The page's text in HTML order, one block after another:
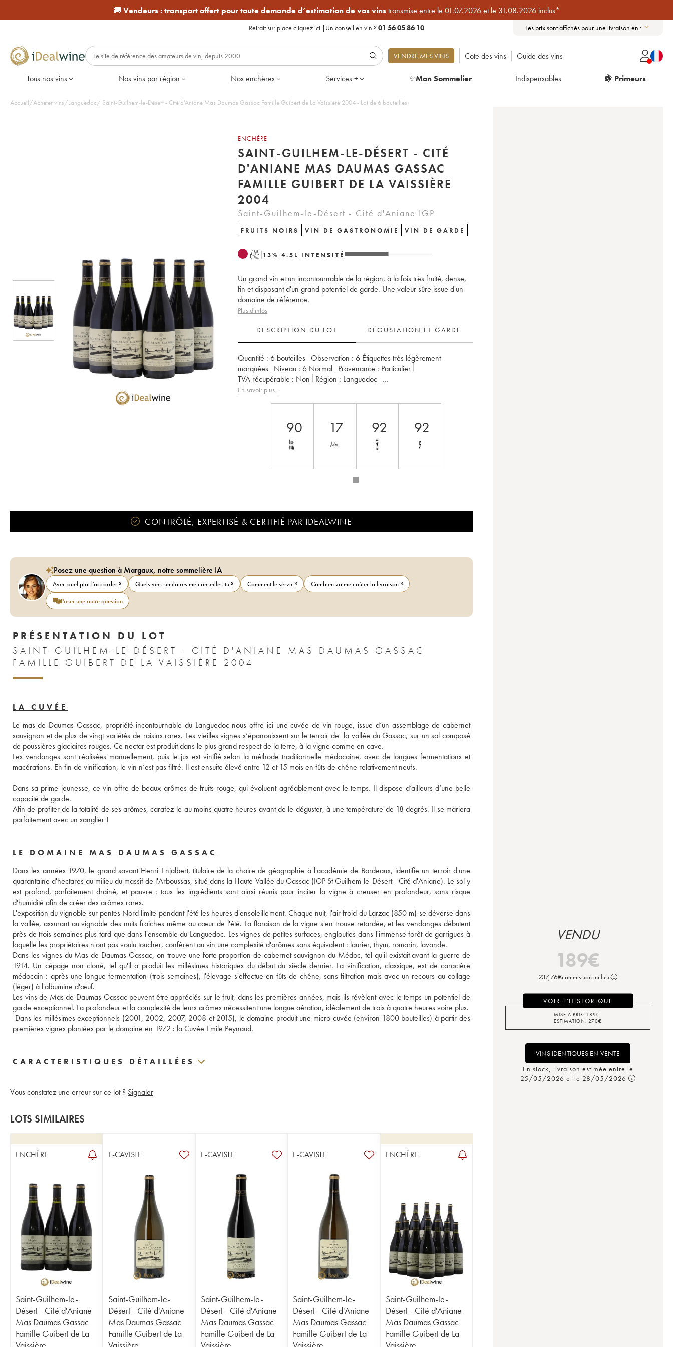
🚚 Vendeurs :transport offert pour toute demande d’estimation de vos vinstransmise entre le 01.07.2026 et le 31.08.2026 inclus*
Retrait sur place cliquez ici | Un conseil en vin ?01 56 05 86 10 Les prix sont affichés pour une livraison en :
VENDRE MES VINS Cote des vins Guide des vins
Tous nos vins Nos vins par région Nos enchères Services + ✨Mon Sommelier Indispensables 🍇 Primeurs
Accueil/Acheter vins/Languedoc/ Saint-Guilhem-le-Désert - Cité d'Aniane Mas Daumas Gassac Famille Guibert de La Vaissière 2004 - Lot de 6 bouteilles
ENCHÈRE
SAINT-GUILHEM-LE-DÉSERT - CITÉ
D'ANIANE MAS DAUMAS GASSAC
FAMILLE GUIBERT DE LA VAISSIÈRE
2004
Saint-Guilhem-le-Désert - Cité d'Aniane IGP
FRUITS NOIRS VIN DE GASTRONOMIE VIN DE GARDE
T 13% 4.5 L INTENSITÉ
Un grand vin et un incontournable de la région, à la fois très fruité, dense,
fin et disposant d'un grand potentiel de garde. Une valeur sûre issue d'un
domaine de référence.
Plus d'infos
DESCRIPTION DU LOT DÉGUSTATION ET GARDE
Quantité : 6 bouteilles Observation : 6 Étiquettes très légèrement
marquées
Niveau : 6 Normal Provenance : particulier
TVA récupérable :
non Région : Languedoc
Appellation :
En savoir plus...
90 17 92 92
CONTRÔLÉ, EXPERTISÉ & CERTIFIÉ PAR IDEALWINE
Posez une question à Margaux, notre sommelière IA
Avec quel plat l'accorder ? Quels vins similaires me conseilles-tu ? Comment le servir ?
Combien va me coûter la livraison ?
Poser une autre question
PRÉSENTATION DU LOT
SAINT-GUILHEM-LE-DÉSERT - CITÉ D'ANIANE MAS DAUMAS GASSAC
FAMILLE GUIBERT DE LA VAISSIÈRE 2004
LA CUVÉE
Le mas de Daumas Gassac, propriété incontournable du Languedoc nous offre ici une cuvée de vin rouge, issue d’un assemblage de cabernet
sauvignon et de plus de vingt variétés de raisins rares. Les vieilles vignes s’épanouissent sur le terroir de  la vallée du Gassac, sur un sol composé
de poussières glaciaires rouges. Ce nectar est produit dans le plus grand respect de la terre, à la vigne comme en cave.
Les vendanges sont réalisées manuellement, puis le jus est vinifié selon la méthode traditionnelle médocaine, avec de longues fermentations et
macérations. En fin de vinification, le vin n’est pas filtré. Il est ensuite élevé entre 12 et 15 mois en fûts de chêne relativement neufs.
Dans sa prime jeunesse, ce vin offre de beaux arômes de fruits rouge, qui évoluent agréablement avec le temps. Il dispose d’ailleurs d’une belle
capacité de garde.
Afin de profiter de la totalité de ses arômes, carafez-le au moins quatre heures avant de le déguster, à une température de 18 degrés. Il se mariera
parfaitement avec un sanglier !
LE DOMAINE MAS DAUMAS GASSAC
Dans les années 1970, le grand savant Henri Enjalbert, titulaire de la chaire de géographie à l'académie de Bordeaux, identifie un terroir d'une
quarantaine d'hectares au milieu du massif de l'Arboussas, situé dans la Haute Vallée du Gassac (IGP St Guilhem-le-Désert - Cité d'Aniane). Le sol y
est profond, parfaitement drainé, et pauvre : tous les ingrédients sont ainsi réunis pour inciter la vigne à creuser en profondeur, sans risque
d'humidité afin de créer des arômes rares.
L'exposition du vignoble sur pentes Nord limite pendant l'été les heures d'ensoleillement. Chaque nuit, l'air froid du Larzac (850 m) se déverse dans
la vallée, assurant au vignoble des nuits fraîches même au cœur de l'été. La floraison de la vigne s'en trouve retardée, et les vendanges débutent
près de trois semaines plus tard que dans l'ensemble du Languedoc. Les vignes de petites surfaces, englouties dans l'immense forêt de garrigues à
laquelle les propriétaires n'ont pas voulu toucher, confèrent au vin une complexité d'arômes sans équivalent : laurier, thym, romarin, lavande.
Dans les vignes du Mas de Daumas Gassac, on trouve une forte proportion de cabernet-sauvignon du Médoc, tel qu'il existait avant la guerre de
1914. Un cépage non cloné, tel qu'il a produit les millésimes historiques du début du siècle dernier. La vinification, classique, est de caractère
médocain : après une longue fermentation (trois semaines), l'élevage s'effectue en fûts de chêne, sans filtration mais avec un recours au collage
(léger) à l'albumine d'œuf.
Les vins de Mas de Daumas Gassac peuvent être appréciés sur le fruit, dans les premières années, mais ils révèlent avec le temps un potentiel de
garde exceptionnel. La profondeur et la complexité de leurs arômes nécessitent une longue aération, idéalement de trois à quatre heures voire plus.
Dans les millésimes exceptionnels (2001, 2002, 2007, 2008 et 2015), le domaine produit une micro-cuvée (environ 1800 bouteilles) à partir des
premières vignes plantées par le domaine en 1972 : la Cuvée Emile Peynaud.
CARACTERISTIQUES DÉTAILLÉES
Vous constatez une erreur sur ce lot ? Signaler
LOTS SIMILAIRES
ENCHÈRE
Saint-Guilhem-le-
Désert - Cité d'Aniane
Mas Daumas Gassac
Famille Guibert de La
E-CAVISTE
Saint-Guilhem-le-
Désert - Cité d'Aniane
Mas Daumas Gassac
Famille Guibert de La
E-CAVISTE
Saint-Guilhem-le-
Désert - Cité d'Aniane
Mas Daumas Gassac
Famille Guibert de La
E-CAVISTE
Saint-Guilhem-le-
Désert - Cité d'Aniane
Mas Daumas Gassac
Famille Guibert de La
ENCHÈRE
Saint-Guilhem-le-
Désert - Cité d'Aniane
Mas Daumas Gassac
Famille Guibert de La
VENDU
189€
237,76€commission incluse
VOIR L'HISTORIQUE
MISE À PRIX: 189€
ESTIMATION: 270€
VINS IDENTIQUES EN VENTE
En stock, livraison estimée entre le
25/05/2026 et le 28/05/2026